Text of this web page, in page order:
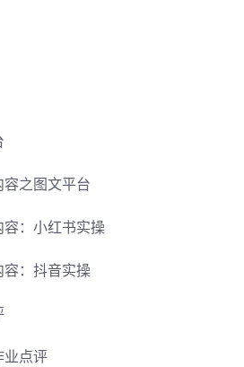
之图文平台
：小红书实操
：抖音实操
业点评